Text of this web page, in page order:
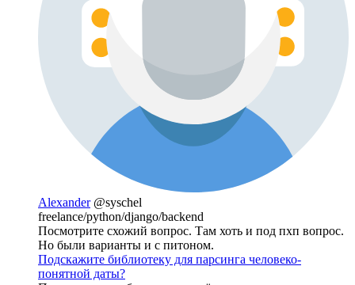
Alexander @syschel
freelance/python/django/backend
Посмотрите схожий вопрос. Там хоть и под пхп вопрос.
Но были варианты и с питоном.
Подскажите библиотеку для парсинга человеко-
понятной даты?